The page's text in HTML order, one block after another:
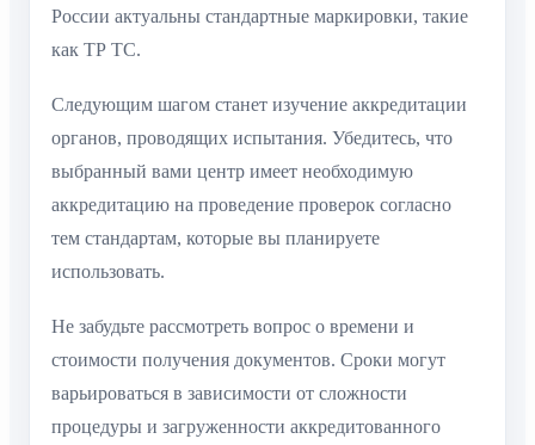
России актуальны стандартные маркировки, такие
как ТР ТС.
Следующим шагом станет изучение аккредитации
органов, проводящих испытания. Убедитесь, что
выбранный вами центр имеет необходимую
аккредитацию на проведение проверок согласно
тем стандартам, которые вы планируете
использовать.
Не забудьте рассмотреть вопрос о времени и
стоимости получения документов. Сроки могут
варьироваться в зависимости от сложности
процедуры и загруженности аккредитованного